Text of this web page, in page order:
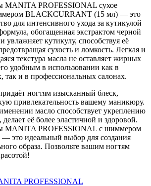
MANITA PROFESSIONAL сухое
BLACKCURRANT (15 мл) — это
для интенсивного ухода за кутикулой
обогащенная экстрактом черной
увлажняет кутикулу, способствуя её
сухость и ломкость. Легкая и
текстура масла не оставляет жирных
удобным в использовании как в
так и в профессиональных салонах.
ногтям изысканный блеск,
привлекательность вашему маникюру.
масло способствует укреплению
её более эластичной и здоровой.
MANITA PROFESSIONAL с шиммером
это идеальный выбор для создания
образа. Позвольте вашим ногтям
PROFESSIONAL